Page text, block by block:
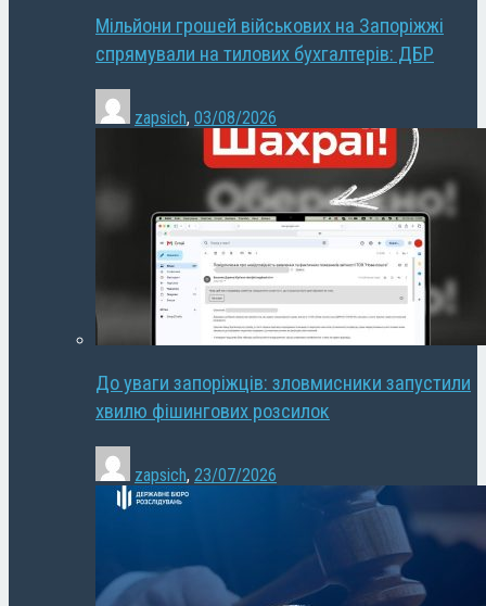
Мільйони грошей військових на Запоріжжі
спрямували на тилових бухгалтерів: ДБР
zapsich, 03/08/2026
До уваги запоріжців: зловмисники запустили
хвилю фішингових розсилок
zapsich, 23/07/2026